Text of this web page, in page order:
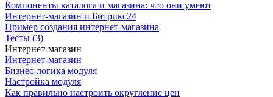
Компоненты каталога и магазина: что они умеют
Интернет-магазин и Битрикс24
Пример создания интернет-магазина
Тесты (3)
Интернет-магазин
Интернет-магазин
Бизнес-логика модуля
Настройка модуля
Как правильно настроить округление цен